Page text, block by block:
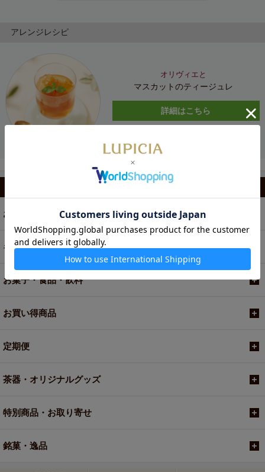
アレンジレシピ
オリヴィエと
マスカットのティージュレ
詳細はこちら
お茶
ギフト
お菓子・食品・飲料
お買い得商品
定期便
茶器・オリジナルグッズ
特別商品・お取り寄せ
銘菓・逸品